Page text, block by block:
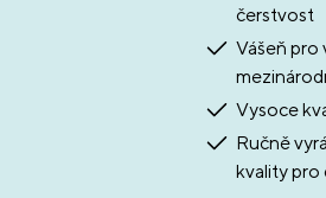
čerstvost
Vášeň pro
Vysoce
Ručně
kvality pro